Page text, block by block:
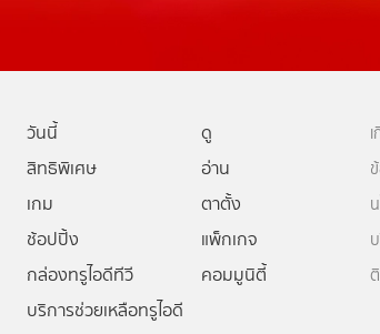
วันนี้
ดู
สิทธิพิเศษ
อ่าน
เกม
ตาตั้ง
ช้อปปิ้ง
แพ็กเกจ
กล่องทรูไอดีทีวี
คอมมูนิตี้
บริการช่วยเหลือทรูไอดี